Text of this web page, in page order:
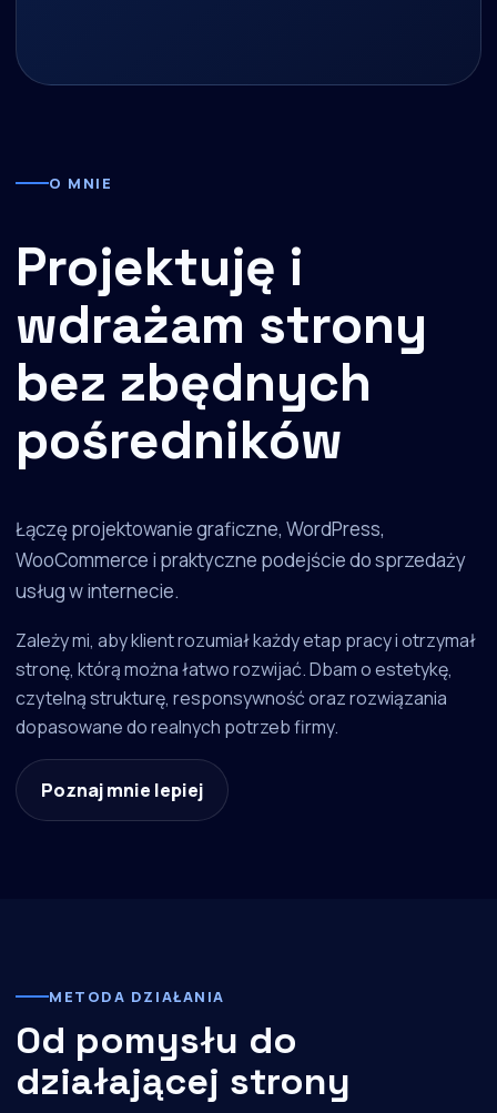
O MNIE
Projektuję i
wdrażam strony
bez zbędnych
pośredników
Łączę projektowanie graficzne, WordPress,
WooCommerce i praktyczne podejście do sprzedaży
usług w internecie.
Zależy mi, aby klient rozumiał każdy etap pracy i otrzymał
stronę, którą można łatwo rozwijać. Dbam o estetykę,
czytelną strukturę, responsywność oraz rozwiązania
dopasowane do realnych potrzeb firmy.
Poznaj mnie lepiej
METODA DZIAŁANIA
Od pomysłu do
działającej strony